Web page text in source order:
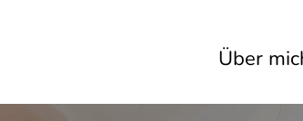
Über